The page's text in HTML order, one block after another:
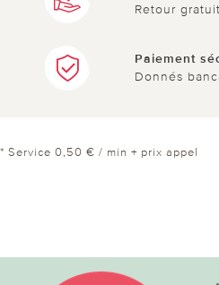
Retour
Paiement
Donnés
* Service 0,50 € / min + prix appel